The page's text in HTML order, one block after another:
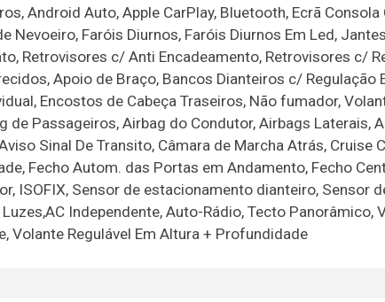
Android Auto, Apple CarPlay, Bluetooth, Ecrã Consola
Nevoeiro, Faróis Diurnos, Faróis Diurnos Em Led,
Retrovisores c/ Anti Encadeamento, Retrovisores c/
Apoio de Braço, Bancos Dianteiros c/ Regulação
Encostos de Cabeça Traseiros, Não fumador,
de Passageiros, Airbag do Condutor, Airbags Laterais,
Sinal De Transito, Câmara de Marcha Atrás, Cruise
Fecho Autom. das Portas em Andamento, Fecho
ISOFIX, Sensor de estacionamento dianteiro, Sensor
Independente, Auto-Rádio, Tecto Panorâmico,
Volante Regulável Em Altura + Profundidade